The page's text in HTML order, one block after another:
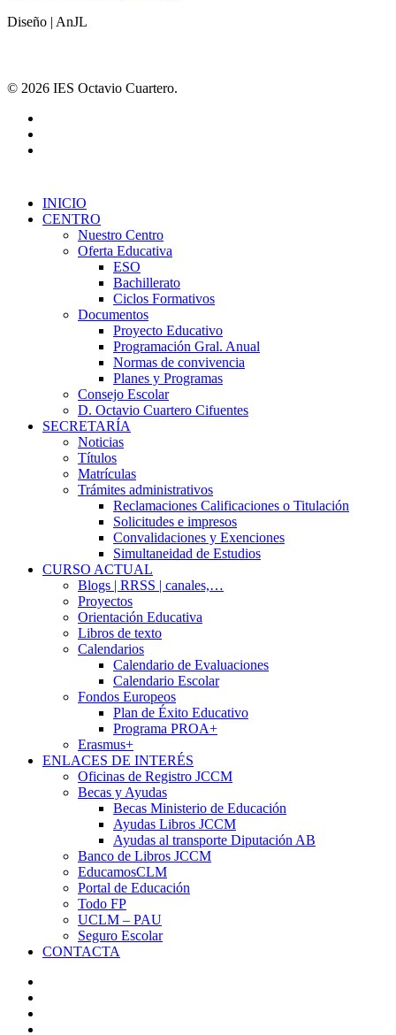
Diseño | AnJL
© 2026 IES Octavio Cuartero.
INICIO
CENTRO
Nuestro Centro
Oferta Educativa
ESO
Bachillerato
Ciclos Formativos
Documentos
Proyecto Educativo
Programación Gral. Anual
Normas de convivencia
Planes y Programas
Consejo Escolar
D. Octavio Cuartero Cifuentes
SECRETARÍA
Noticias
Títulos
Matrículas
Trámites administrativos
Reclamaciones Calificaciones o Titulación
Solicitudes e impresos
Convalidaciones y Exenciones
Simultaneidad de Estudios
CURSO ACTUAL
Blogs | RRSS | canales,…
Proyectos
Orientación Educativa
Libros de texto
Calendarios
Calendario de Evaluaciones
Calendario Escolar
Fondos Europeos
Plan de Éxito Educativo
Programa PROA+
Erasmus+
ENLACES DE INTERÉS
Oficinas de Registro JCCM
Becas y Ayudas
Becas Ministerio de Educación
Ayudas Libros JCCM
Ayudas al transporte Diputación AB
Banco de Libros JCCM
EducamosCLM
Portal de Educación
Todo FP
UCLM – PAU
Seguro Escolar
CONTACTA